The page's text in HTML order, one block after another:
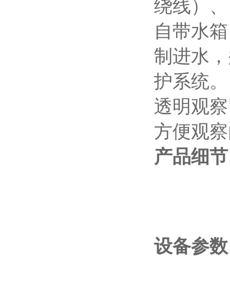
绕线）
自带水
制进水
护系统。
透明观
方便观
产品细节
设备参数